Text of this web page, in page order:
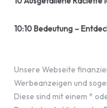
10:10 Bedeutung –
Unsere Webseite
Werbeanzeigen und
Diese sind mit einem *